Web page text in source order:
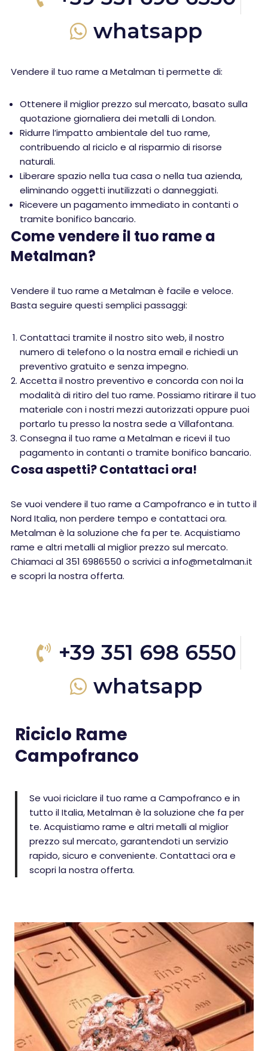
whatsapp
Vendere il tuo rame a Metalman ti permette di:
Ottenere il miglior prezzo sul mercato, basato sulla
quotazione giornaliera dei metalli di London.
Ridurre l’impatto ambientale del tuo rame,
contribuendo al riciclo e al risparmio di risorse
naturali.
Liberare spazio nella tua casa o nella tua azienda,
eliminando oggetti inutilizzati o danneggiati.
Ricevere un pagamento immediato in contanti o
tramite bonifico bancario.
Come vendere il tuo rame a
Metalman?
Vendere il tuo rame a Metalman è facile e veloce.
Basta seguire questi semplici passaggi:
Contattaci tramite il nostro sito web, il nostro
numero di telefono o la nostra email e richiedi un
preventivo gratuito e senza impegno.
Accetta il nostro preventivo e concorda con noi la
modalità di ritiro del tuo rame. Possiamo ritirare il tuo
materiale con i nostri mezzi autorizzati oppure puoi
portarlo tu presso la nostra sede a Villafontana.
Consegna il tuo rame a Metalman e ricevi il tuo
pagamento in contanti o tramite bonifico bancario.
Cosa aspetti? Contattaci ora!
Se vuoi vendere il tuo rame a Campofranco e in tutto il
Nord Italia, non perdere tempo e contattaci ora.
Metalman è la soluzione che fa per te. Acquistiamo
rame e altri metalli al miglior prezzo sul mercato.
Chiamaci al 351 6986550 o scrivici a info@metalman.it
e scopri la nostra offerta.
+39 351 698 6550
whatsapp
Riciclo Rame
Campofranco
Se vuoi riciclare il tuo rame a Campofranco e in
tutto il Italia, Metalman è la soluzione che fa per
te. Acquistiamo rame e altri metalli al miglior
prezzo sul mercato, garantendoti un servizio
rapido, sicuro e conveniente. Contattaci ora e
scopri la nostra offerta.